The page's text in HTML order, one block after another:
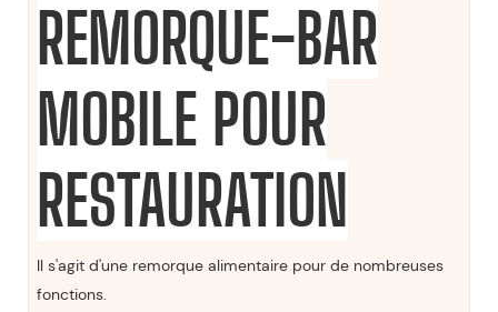
REMORQUE-BAR
MOBILE POUR
RESTAURATION
Il s'agit d'une remorque alimentaire pour de nombreuses
fonctions.